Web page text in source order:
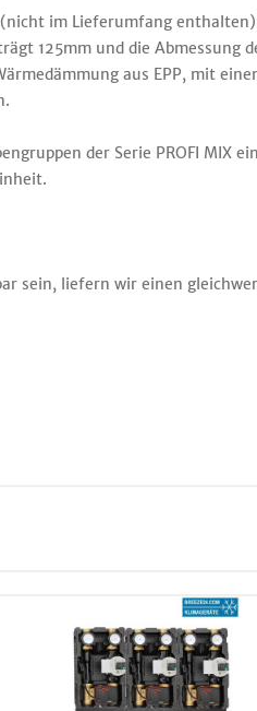
im Lieferumfang
125mm und die Abmessung
aus EPP, mit
der Serie PROFI MIX
sein, liefern wir einen